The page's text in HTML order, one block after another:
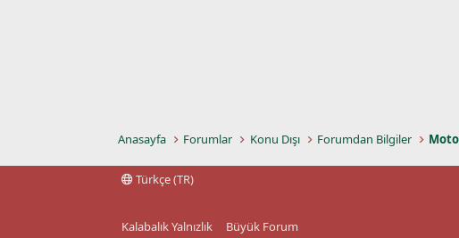
Anasayfa Forumlar Konu Dışı Forumdan Bilgiler
Türkçe (TR)
Kalabalık Yalnızlık Büyük Forum